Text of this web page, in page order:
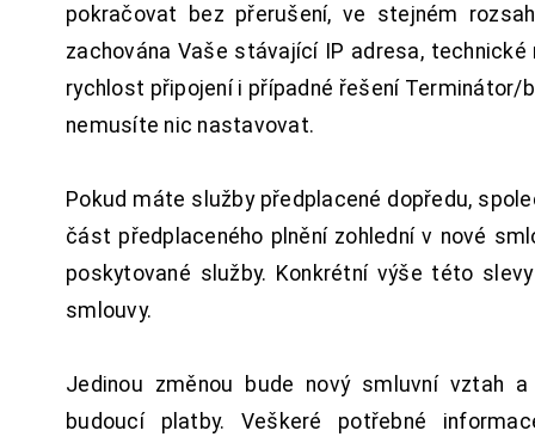
pokračovat bez přerušení, ve stejném
zachována Vaše stávající IP adresa, technické
rychlost připojení i případné řešení Terminátor/
nemusíte nic nastavovat.
Pokud máte služby předplacené dopředu,
část předplaceného plnění zohlední v nové
poskytované služby. Konkrétní výše této
smlouvy.
Jedinou změnou bude nový smluvní vztah
budoucí platby. Veškeré potřebné